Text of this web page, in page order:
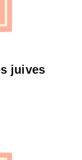
juives